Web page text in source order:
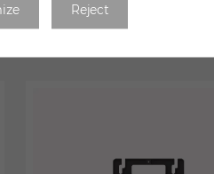
Reject